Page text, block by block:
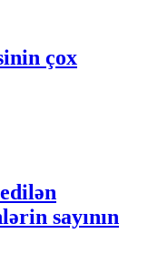
çox
sayının